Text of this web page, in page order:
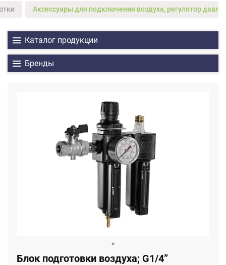
Аксессуары для подключения воздуха, регулятор
Каталог продукции
Бренды
Блок подготовки воздуха; G1/4”